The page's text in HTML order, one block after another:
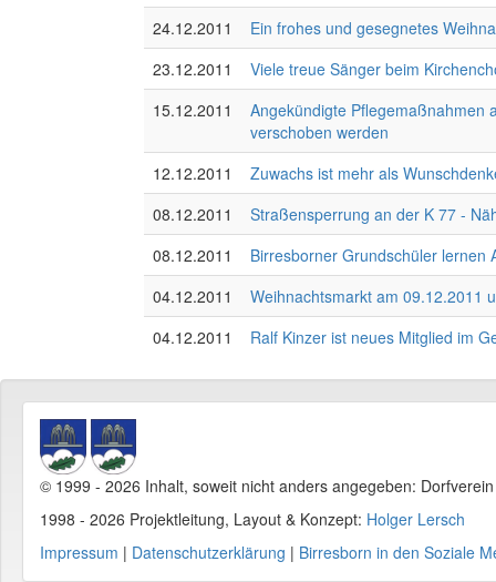
24.12.2011
Ein frohes und gesegnetes
23.12.2011
Viele treue Sänger beim
15.12.2011
Angekündigte Pflegemaßnahmen
verschoben werden
12.12.2011
Zuwachs ist mehr als
08.12.2011
Straßensperrung an der K 77 -
08.12.2011
Birresborner Grundschüler lernen
04.12.2011
Weihnachtsmarkt am 09.12.2011
04.12.2011
Ralf Kinzer ist neues Mitglied im
© 1999 - 2026 Inhalt, soweit nicht anders angegeben:
1998 - 2026 Projektleitung, Layout & Konzept: Holger Lersch
Impressum | Datenschutzerklärung | Birresborn in den Soziale